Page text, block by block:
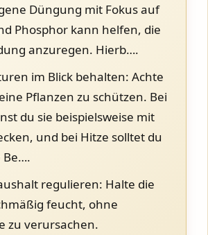
Düngung mit Fokus auf
Phosphor kann helfen, die
anzuregen. Hierb….
im Blick behalten: Achte
Pflanzen zu schützen. Bei
du sie beispielsweise mit
und bei Hitze solltet du
Be….
regulieren: Halte die
feucht, ohne
zu verursachen.